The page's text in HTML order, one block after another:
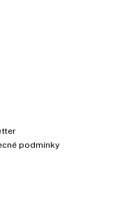
podmínky